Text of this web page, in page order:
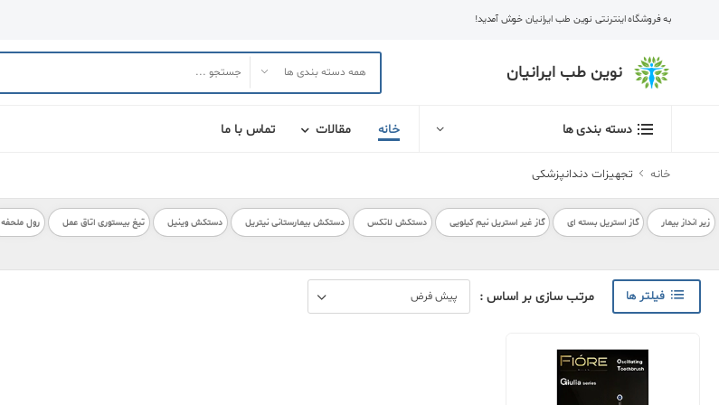
به فروشگاه اینترنتی نوین طب ایرانیان خوش آمدید!
نوین طب ایرانیان
دسته بندی ها خانه مقالات تماس با ما
خانه تجهیزات دندانپزشکی
زیر انداز بیمار گاز استریل بسته ای گاز غیر استریل نیم کیلویی دستکش لاتکس دستکش بیمارستانی نیتریل دستکش وینیل تیغ بیستوری اتاق عمل رول ملحفه
فیلتر ها مرتب سازی بر اساس :